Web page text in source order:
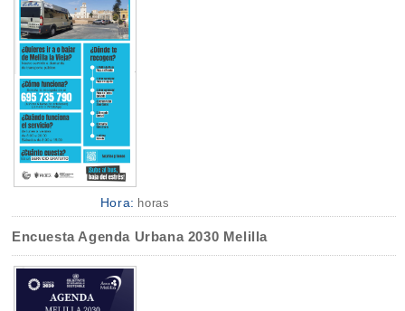
Hora: horas
Encuesta Agenda Urbana 2030 Melilla